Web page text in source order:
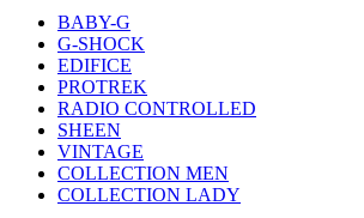
BABY-G
G-SHOCK
EDIFICE
PROTREK
RADIO CONTROLLED
SHEEN
VINTAGE
COLLECTION MEN
COLLECTION LADY